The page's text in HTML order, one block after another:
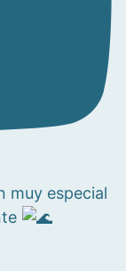
muy especial